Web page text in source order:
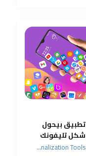
تطبيق بيحول
شكل تليفونك
Maxlabs Personalization Tools